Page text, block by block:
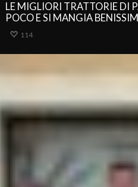
LE MIGLIORI TRATTORIE DI
POCO E SI MANGIA
114